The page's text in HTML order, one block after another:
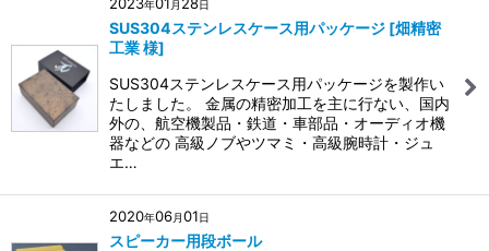
年 月 日
SUS304ステンレスケース用パッケージ [畑精密
工業 様]
SUS304ステンレスケース用パッケージを製作い
たしました。 金属の精密加工を主に行ない、国内
外の、航空機製品・鉄道・車部品・オーディオ機
器などの 高級ノブやツマミ・高級腕時計・ジュ
エ…
2020年06月01日
スピーカー用段ボール